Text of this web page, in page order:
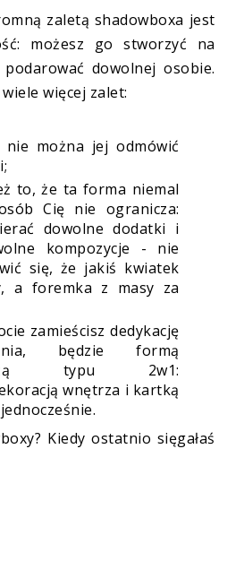
zaletą shadowboxa jest
możesz go stworzyć na
dowolnej osobie.
więcej zalet:
nie można jej odmówić
to, że ta forma niemal
Cię nie ogranicza:
dowolne dodatki i
kompozycje - nie
się, że jakiś kwiatek
a foremka z masy za
zamieścisz dedykację
będzie formą
typu 2w1:
wnętrza i kartką
Kiedy ostatnio sięgałaś